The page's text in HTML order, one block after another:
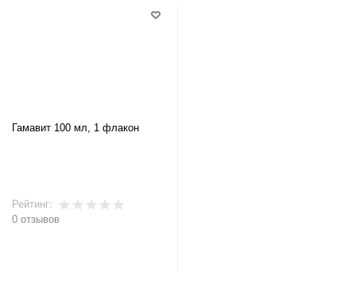
Гамавит 100 мл, 1 флакон
Рейтинг:
0 отзывов